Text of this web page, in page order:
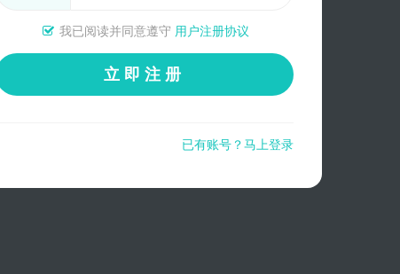
我已阅读并同意遵守 用户注册协议
立即注册
已有账号？马上登录